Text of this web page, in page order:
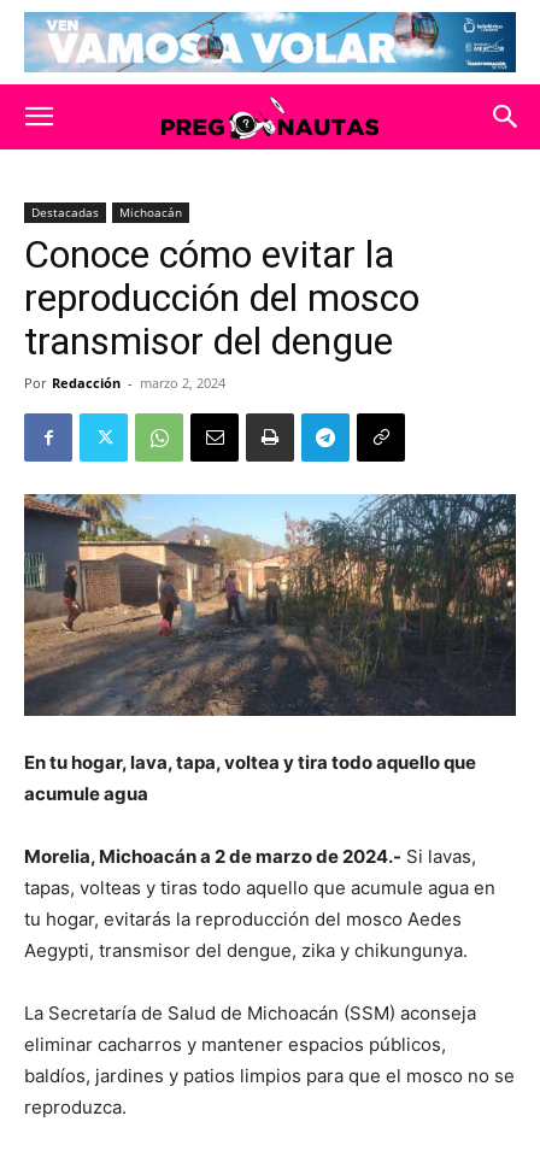
Destacadas Michoacán
Conoce cómo evitar la
reproducción del mosco
transmisor del dengue
Por Redacción - marzo 2, 2024
En tu hogar, lava, tapa, voltea y tira todo aquello que
acumule agua
Morelia, Michoacán a 2 de marzo de 2024.- Si lavas,
tapas, volteas y tiras todo aquello que acumule agua en
tu hogar, evitarás la reproducción del mosco Aedes
Aegypti, transmisor del dengue, zika y chikungunya.
La Secretaría de Salud de Michoacán (SSM) aconseja
eliminar cacharros y mantener espacios públicos,
baldíos, jardines y patios limpios para que el mosco no se
reproduzca.